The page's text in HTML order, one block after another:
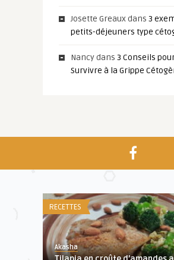
Josette Greauxdans 3
petits-déjeuners type
Nancydans 3 Conseils
Survivre à la Grippe
RECETTES
Akasha